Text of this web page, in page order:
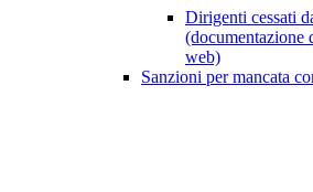
Dirigenti cessati
(documentazione
web)
Sanzioni per mancata